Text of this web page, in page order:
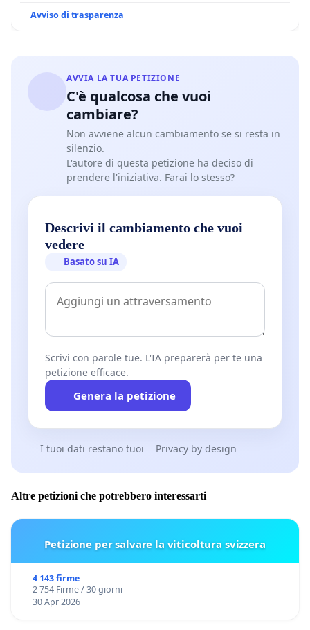
Avviso di trasparenza
AVVIA LA TUA PETIZIONE
C'è qualcosa che vuoi
cambiare?
Non avviene alcun cambiamento se si resta in
silenzio.
L'autore di questa petizione ha deciso di
prendere l'iniziativa. Farai lo stesso?
Descrivi il cambiamento che vuoi
vedere
Basato su IA
Scrivi con parole tue. L'IA preparerà per te una
petizione efficace.
Genera la petizione
I tuoi dati restano tuoi Privacy by design
Altre petizioni che potrebbero interessarti
Petizione per salvare la viticoltura svizzera
4 143 firme
2 754 Firme / 30 giorni
30 Apr 2026